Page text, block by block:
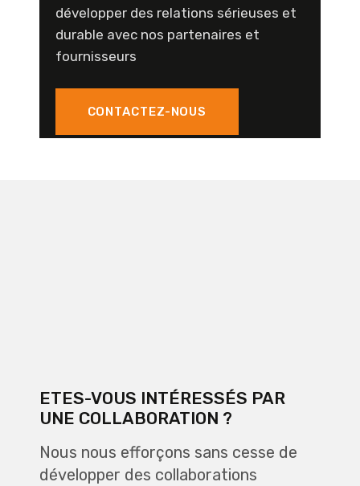
développer des relations sérieuses et
durable avec nos partenaires et
fournisseurs
CONTACTEZ-NOUS
ETES-VOUS INTÉRESSÉS PAR
UNE COLLABORATION ?
Nous nous efforçons sans cesse de
développer des collaborations